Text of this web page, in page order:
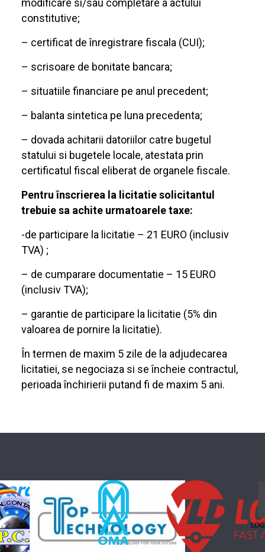
modificare si/sau completare a actului
constitutive;
– certificat de înregistrare fiscala (CUI);
– scrisoare de bonitate bancara;
– situatiile financiare pe anul precedent;
– balanta sintetica pe luna precedenta;
– dovada achitarii datoriilor catre bugetul
statului si bugetele locale, atestata prin
certificatul fiscal eliberat de organele fiscale.
Pentru înscrierea la licitatie solicitantul
trebuie sa achite urmatoarele taxe:
-de participare la licitatie – 21 EURO (inclusiv
TVA) ;
– de cumparare documentatie – 15 EURO
(inclusiv TVA);
– garantie de participare la licitatie (5% din
valoarea de pornire la licitatie).
În termen de maxim 5 zile de la adjudecarea
licitatiei, se negociaza si se încheie contractul,
perioada închirierii putand fi de maxim 5 ani.